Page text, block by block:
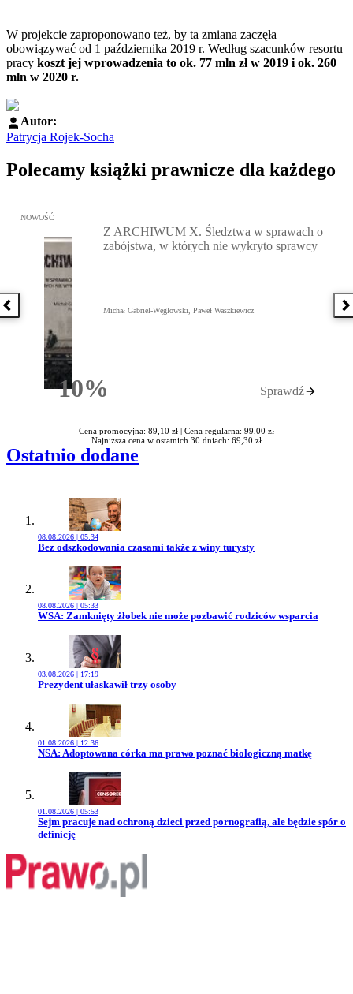
W projekcie zaproponowano też, by ta zmiana zaczęła
obowiązywać od 1 października 2019 r. Według szacunków resortu
pracy koszt jej wprowadzenia to ok. 77 mln zł w 2019 i ok. 260
mln w 2020 r.
Autor:
Patrycja Rojek-Socha
Polecamy książki prawnicze dla każdego
Poprzednia książka
Przejdź do: Z ARCHIWUM X. Śledztwa w sprawach o
NOWOŚĆ
10%Rabatu
Z ARCHIWUM X. Śledztwa w sprawach o
zabójstwa, w których nie wykryto sprawcy
Michał Gabriel-Węglowski, Paweł Waszkiewicz
Sprawdź
Cena promocyjna: 89,10 zł | Cena regularna: 99,00 zł
Najniższa cena w ostatnich 30 dniach: 69,30 zł
Ostatnio dodane
08.08.2026 | 05:34
Przejdź do artykułu:
Bez odszkodowania czasami także z winy turysty
08.08.2026 | 05:33
Przejdź do artykułu:
WSA: Zamknięty żłobek nie może pozbawić rodziców wsparcia
03.08.2026 | 17:19
Przejdź do artykułu:
Prezydent ułaskawił trzy osoby
01.08.2026 | 12:36
Przejdź do artykułu:
NSA: Adoptowana córka ma prawo poznać biologiczną matkę
01.08.2026 | 05:53
Przejdź do artykułu:
Sejm pracuje nad ochroną dzieci przed pornografią, ale będzie spór o
definicję